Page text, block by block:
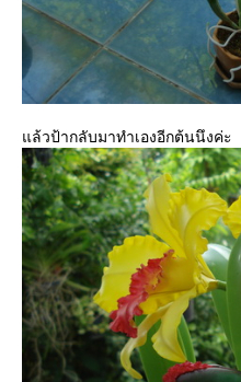
ล้วป้ากลับมาทำเองอีกต้นนึงค่ะ